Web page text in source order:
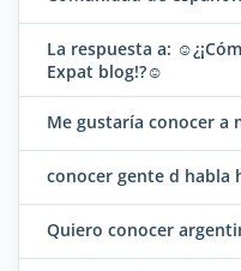
La respuesta a:
Expat blog!?☺
Me gustaría conocer a
conocer gente d habla
Quiero conocer